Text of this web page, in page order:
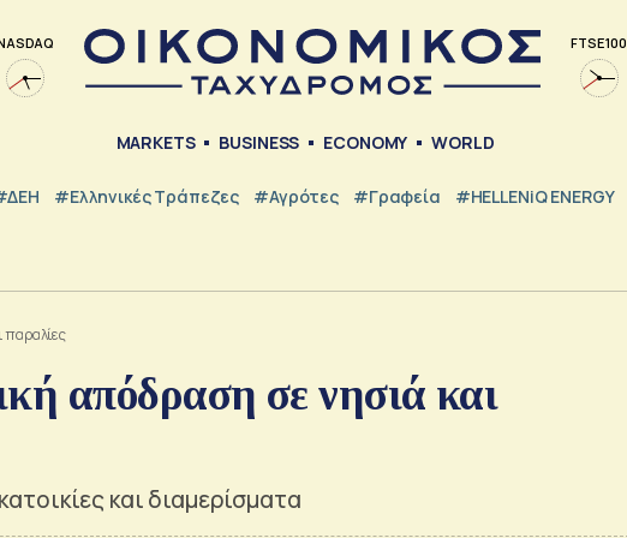
FTSE 100
MARKETS BUSINESS ECONOMY WORLD
#ελληνικές Τράπεζες #Αγρότες #Γραφεία #HELLENiQ ENERGY
παραλίες
απόδραση σε νησιά και
και διαμερίσματα